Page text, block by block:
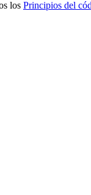
los Principios del